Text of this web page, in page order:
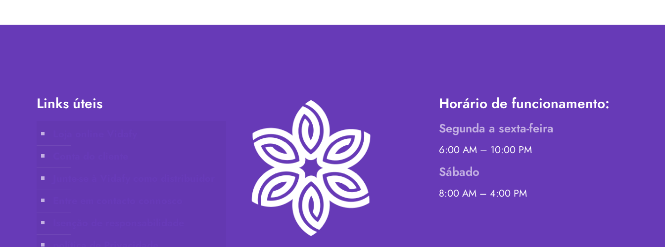
Links úteis Horário de funcionamento:
Segunda a sexta-feira
6:00 AM – 10:00 PM
Sábado
8:00 AM – 4:00 PM